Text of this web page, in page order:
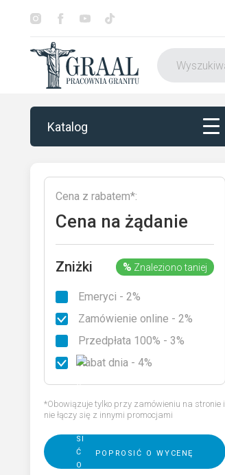
Katalog
Katalog
Otoczenie nagrobka
Rodzaje granitu
Wybierz nagrobek
Cena z rabatem*:
Cena na żądanie
Zniżki % Znaleziono taniej
Emeryci - 2%
Zamówienie online - 2%
Przedpłata 100% - 3%
Rabat dnia - 4%
*Obowiązuje tylko przy zamówieniu na stronie i
nie łączy się z innymi promocjami
poprosić o wycenę